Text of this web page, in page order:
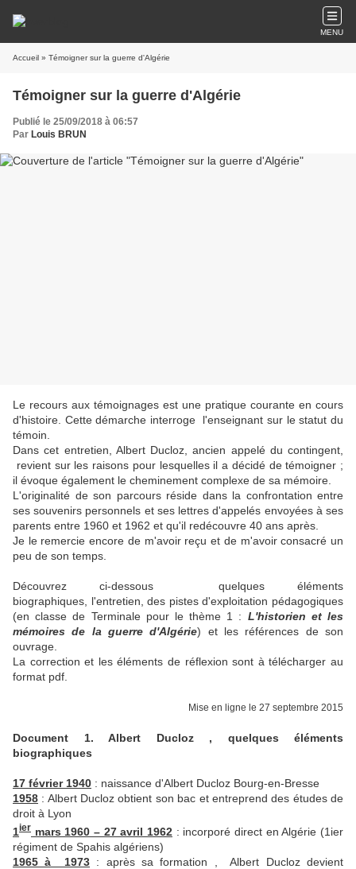
MENU
Accueil » Témoigner sur la guerre d'Algérie
Témoigner sur la guerre d'Algérie
Publié le 25/09/2018 à 06:57
Par Louis BRUN
Le recours aux témoignages est une pratique courante en cours
d'histoire. Cette démarche interroge l'enseignant sur le statut du
témoin.
Dans cet entretien, Albert Ducloz, ancien appelé du contingent,
revient sur les raisons pour lesquelles il a décidé de témoigner ;
il évoque également le cheminement complexe de sa mémoire.
L'originalité de son parcours réside dans la confrontation entre
ses souvenirs personnels et ses lettres d'appelés envoyées à ses
parents entre 1960 et 1962 et qu'il redécouvre 40 ans après.
Je le remercie encore de m'avoir reçu et de m'avoir consacré un
peu de son temps.
Découvrez ci-dessous quelques éléments
biographiques, l'entretien, des pistes d'exploitation pédagogiques
(en classe de Terminale pour le thème 1 : L'historien et les
mémoires de la guerre d'Algérie) et les références de son
ouvrage.
La correction et les éléments de réflexion sont à télécharger au
format pdf.
Mise en ligne le 27 septembre 2015
Document 1. Albert Ducloz , quelques éléments
biographiques
17 février 1940 : naissance d'Albert Ducloz Bourg-en-Bresse
1958 : Albert Ducloz obtient son bac et entreprend des études de
droit à Lyon
1ier mars 1960 – 27 avril 1962 : incorporé direct en Algérie (1ier
régiment de Spahis algériens)
1965 à 1973 : après sa formation , Albert Ducloz devient